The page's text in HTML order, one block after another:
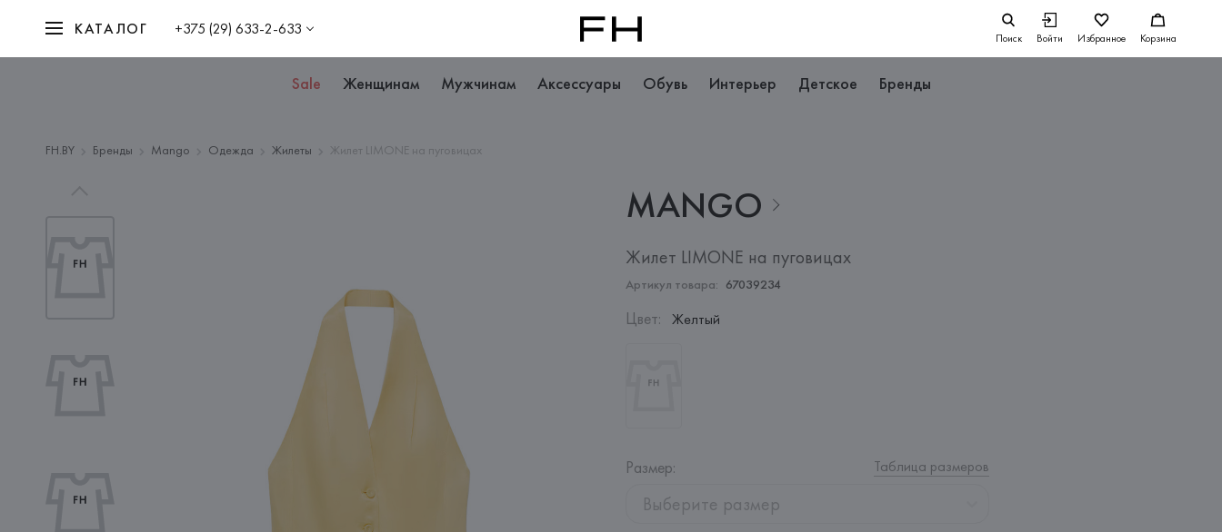
КАТАЛОГ +375 (29) 633-2-633 Поиск Войти Избранное Корзина
Sale Женщинам Мужчинам Аксессуары Обувь Интерьер Детское Бренды
FH.BY Бренды Mango Одежда Жилеты Жилет LIMONE на пуговицах
MANGO
Жилет LIMONE на пуговицах
Артикул товара: 67039234
Цвет: Желтый
Размер: Таблица размеров
Выберите размер